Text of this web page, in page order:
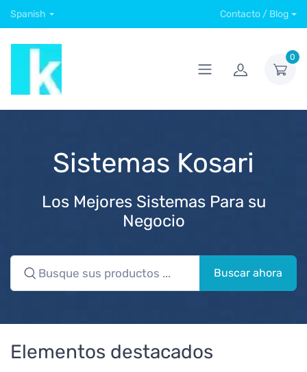
Spanish Contacto / Blog
0
Sistemas Kosari
Los Mejores Sistemas Para su
Negocio
Buscar ahora
Elementos destacados